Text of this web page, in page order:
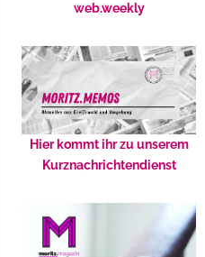
web.weekly
Hier kommt ihr zu unserem
Kurznachrichtendienst